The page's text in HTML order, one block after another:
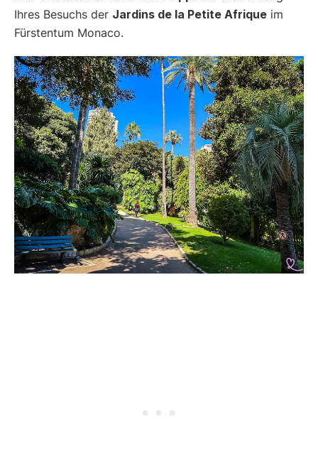
Ihres Besuchs der Jardins de la Petite Afrique im
Fürstentum Monaco.